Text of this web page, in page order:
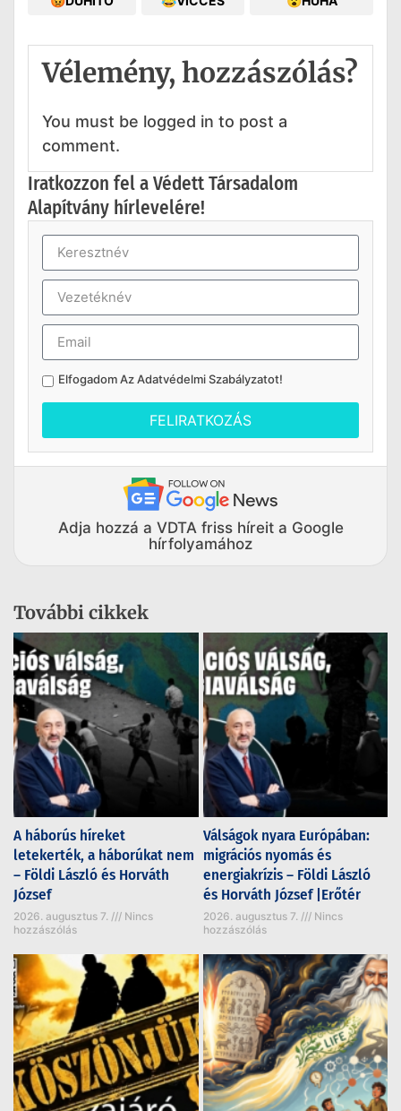
Vélemény, hozzászólás?
You must be logged in to post a
comment.
Iratkozzon fel a Védett Társadalom
Alapítvány hírlevelére!
Elfogadom AzAdatvédelmi Szabályzatot!
FELIRATKOZÁS
Adja hozzá a VDTA friss híreit a Google
hírfolyamához
További cikkek
A háborús híreket
letekerték, a háborúkat nem
– Földi László és Horváth
József
2026. augusztus 7.
Nincs
hozzászólás
Válságok nyara Európában:
migrációs nyomás és
energiakrízis – Földi László
és Horváth József |Erőtér
2026. augusztus 7.
Nincs
hozzászólás